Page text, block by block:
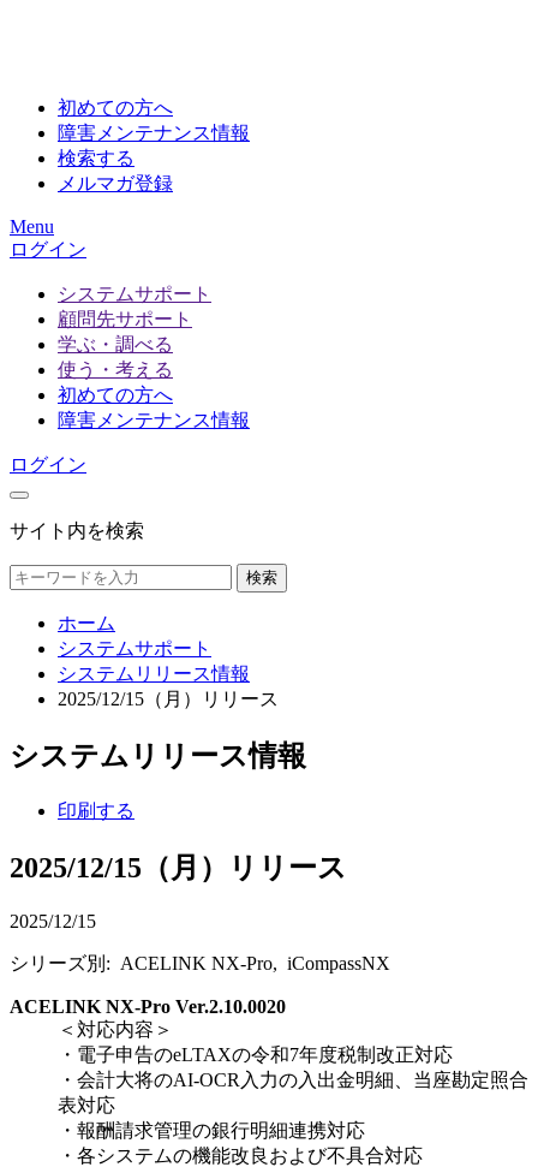
初めての方へ
障害メンテナンス情報
検索する
メルマガ登録
Menu
ログイン
システムサポート
顧問先サポート
学ぶ・調べる
使う・考える
初めての方へ
障害メンテナンス情報
ログイン
サイト内を検索
検索
ホーム
システムサポート
システムリリース情報
2025/12/15（月）リリース
システムリリース情報
印刷する
2025/12/15（月）リリース
2025/12/15
シリーズ別: ACELINK NX-Pro, iCompassNX
ACELINK NX-Pro Ver.2.10.0020
＜対応内容＞
・電子申告のeLTAXの令和7年度税制改正対応
・会計大将のAI-OCR入力の入出金明細、当座勘定照合
表対応
・報酬請求管理の銀行明細連携対応
・各システムの機能改良および不具合対応